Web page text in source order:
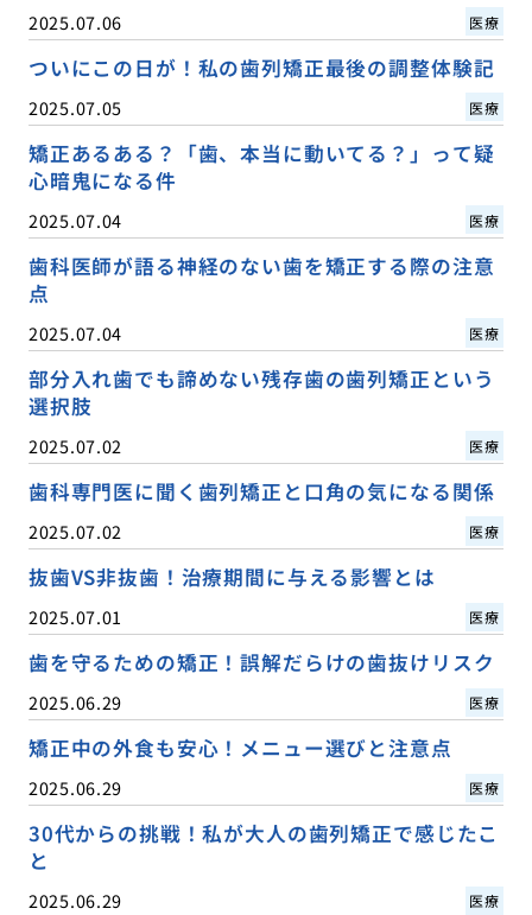
2025.07.06 医療
ついにこの日が！私の歯列矯正最後の調整体験記
2025.07.05 医療
矯正あるある？「歯、本当に動いてる？」って疑
心暗鬼になる件
2025.07.04 医療
歯科医師が語る神経のない歯を矯正する際の注意
点
2025.07.04 医療
部分入れ歯でも諦めない残存歯の歯列矯正という
選択肢
2025.07.02 医療
歯科専門医に聞く歯列矯正と口角の気になる関係
2025.07.02 医療
抜歯VS非抜歯！治療期間に与える影響とは
2025.07.01 医療
歯を守るための矯正！誤解だらけの歯抜けリスク
2025.06.29 医療
矯正中の外食も安心！メニュー選びと注意点
2025.06.29 医療
30代からの挑戦！私が大人の歯列矯正で感じたこ
と
2025.06.29 医療